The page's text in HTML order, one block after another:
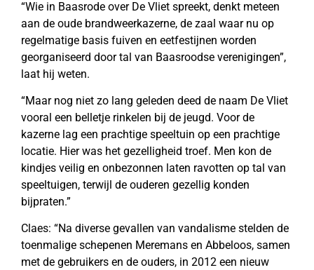
“Wie in Baasrode over De Vliet spreekt, denkt meteen
aan de oude brandweerkazerne, de zaal waar nu op
regelmatige basis fuiven en eetfestijnen worden
georganiseerd door tal van Baasroodse verenigingen”,
laat hij weten.
“Maar nog niet zo lang geleden deed de naam De Vliet
vooral een belletje rinkelen bij de jeugd. Voor de
kazerne lag een prachtige speeltuin op een prachtige
locatie. Hier was het gezelligheid troef. Men kon de
kindjes veilig en onbezonnen laten ravotten op tal van
speeltuigen, terwijl de ouderen gezellig konden
bijpraten.”
Claes: “Na diverse gevallen van vandalisme stelden de
toenmalige schepenen Meremans en Abbeloos, samen
met de gebruikers en de ouders, in 2012 een nieuw